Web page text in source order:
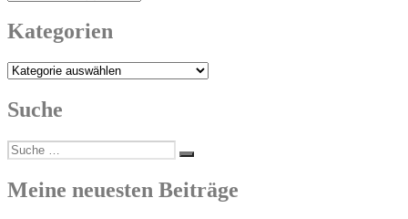
Kategorien
Kategorien
Suche
Suche
nach:
Suchen
Meine neuesten Beiträge